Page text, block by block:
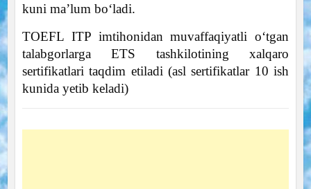
kuni ma’lum bo‘ladi.
TOEFL ITP imtihonidan muvaffaqiyatli o‘tgan
talabgorlarga ETS tashkilotining xalqaro
sertifikatlari taqdim etiladi (asl sertifikatlar 10 ish
kunida yetib keladi)